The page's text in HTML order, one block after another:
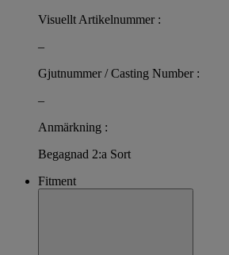
Visuellt Artikelnummer :
–
Gjutnummer / Casting Number :
–
Anmärkning :
Begagnad 2:a Sort
Fitment